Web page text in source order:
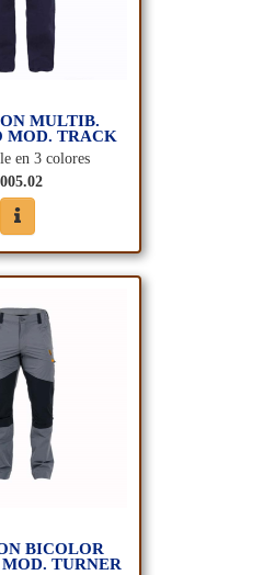
MULTIB.
MOD. TRACK
en 3 colores
BICOLOR
TURNER